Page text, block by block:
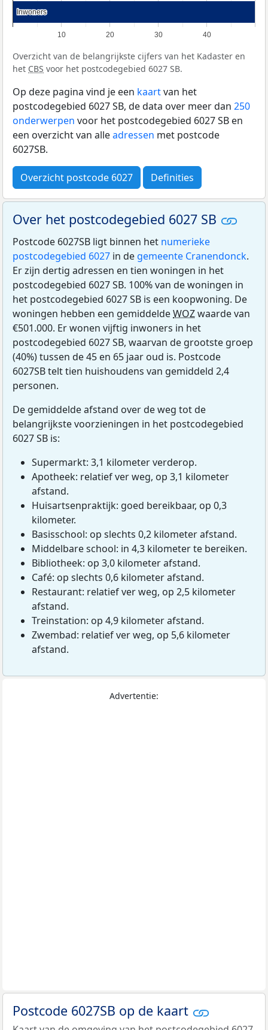
10 20 30 40
Inwoners
Inwoners
Overzicht van de belangrijkste cijfers van het Kadaster en
het CBS voor het postcodegebied 6027 SB.
Op deze pagina vind je een kaartvan het
postcodegebied 6027 SB, de data over meer dan 250
onderwerpen voor het postcodegebied 6027 SB en
een overzicht van alleadressen met postcode
6027SB.
Overzicht postcode 6027 Definities
Over het postcodegebied 6027 SB
Postcode 6027SB ligt binnen het numerieke
postcodegebied 6027 in de gemeente Cranendonck.
Er zijn dertig adressen en tien woningen in het
postcodegebied 6027 SB. 100% van de woningen in
het postcodegebied 6027 SB is een koopwoning. De
woningen hebben een gemiddeldeWOZwaarde van
€501.000. Er wonen vijftig inwoners in het
postcodegebied 6027 SB, waarvan de grootste groep
(40%) tussen de 45 en 65 jaar oud is. Postcode
6027SB telt tien huishoudens van gemiddeld 2,4
personen.
De gemiddelde afstand over de weg tot de
belangrijkste voorzieningen in het postcodegebied
6027 SB is:
Supermarkt: 3,1 kilometer verderop.
Apotheek: relatief ver weg, op 3,1 kilometer
afstand.
Huisartsenpraktijk: goed bereikbaar, op 0,3
kilometer.
Basisschool: op slechts 0,2 kilometer afstand.
Middelbare school: in 4,3 kilometer te bereiken.
Bibliotheek: op 3,0 kilometer afstand.
Café: op slechts 0,6 kilometer afstand.
Restaurant: relatief ver weg, op 2,5 kilometer
afstand.
Treinstation: op 4,9 kilometer afstand.
Zwembad: relatief ver weg, op 5,6 kilometer
afstand.
Advertentie:
Postcode 6027SB op de kaart